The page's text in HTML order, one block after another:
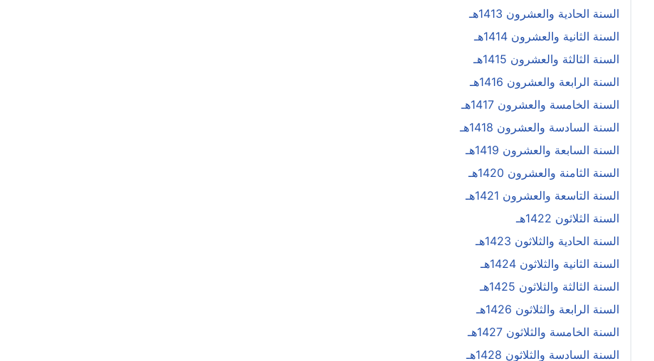
السنة الحادية والعشرون 1413هـ
السنة الثانية والعشرون 1414هـ
السنة الثالثة والعشرون 1415هـ
السنة الرابعة والعشرون 1416هـ
السنة الخامسة والعشرون 1417هـ
السنة السادسة والعشرون 1418هـ
السنة السابعة والعشرون 1419هـ
السنة الثامنة والعشرون 1420هـ
السنة التاسعة والعشرون 1421هـ
السنة الثلاثون 1422هـ
السنة الحادية والثلاثون 1423هـ
السنة الثانية والثلاثون 1424هـ
السنة الثالثة والثلاثون 1425هـ
السنة الرابعة والثلاثون 1426هـ
السنة الخامسة والثلاثون 1427هـ
السنة السادسة والثلاثون 1428هـ